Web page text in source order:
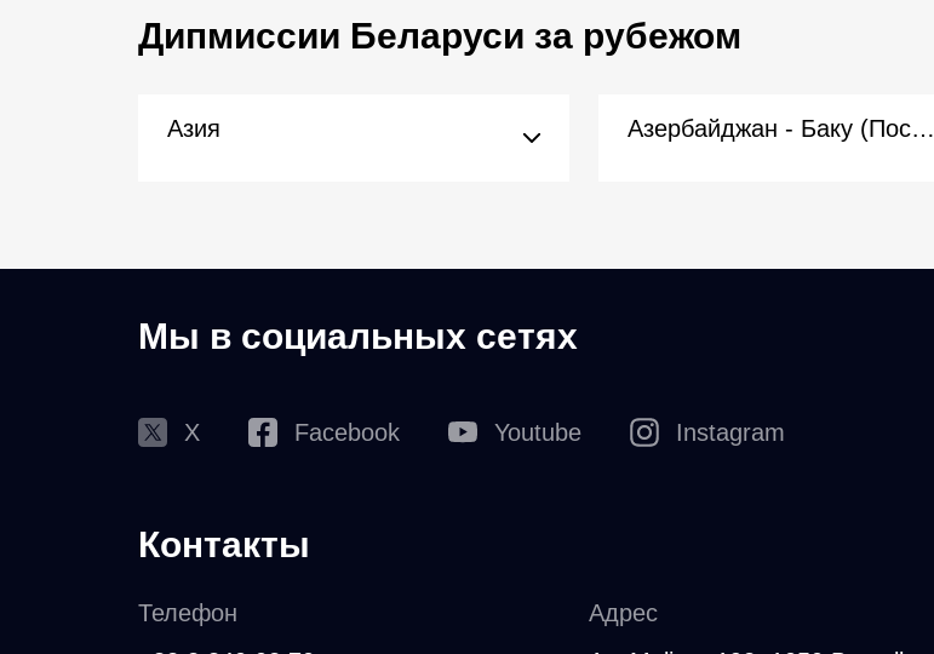
Дипмиссии Беларуси за рубежом
Азия Азербайджан - Баку (Посольство)
Мы в социальных сетях
X Facebook Youtube Instagram
Контакты
Телефон
Адрес